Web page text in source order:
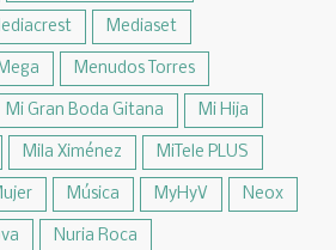
Mediaset
Menudos Torres
Mi Gran Boda Gitana Mi Hija
Mila Ximénez MiTele PLUS
Música MyHyV Neox
Nuria Roca